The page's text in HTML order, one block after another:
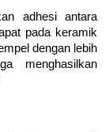
adhesi antara
pada keramik
dengan lebih
menghasilkan